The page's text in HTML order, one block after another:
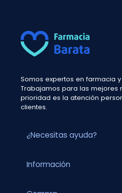
Somos expertos en farmacia
Trabajamos para las mejores
prioridad es la atención
clientes.
¿Necesitas ayuda?
Información